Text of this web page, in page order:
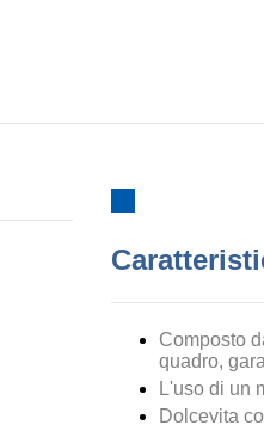
Composto
quadro,
L'uso di un
Dolcevita